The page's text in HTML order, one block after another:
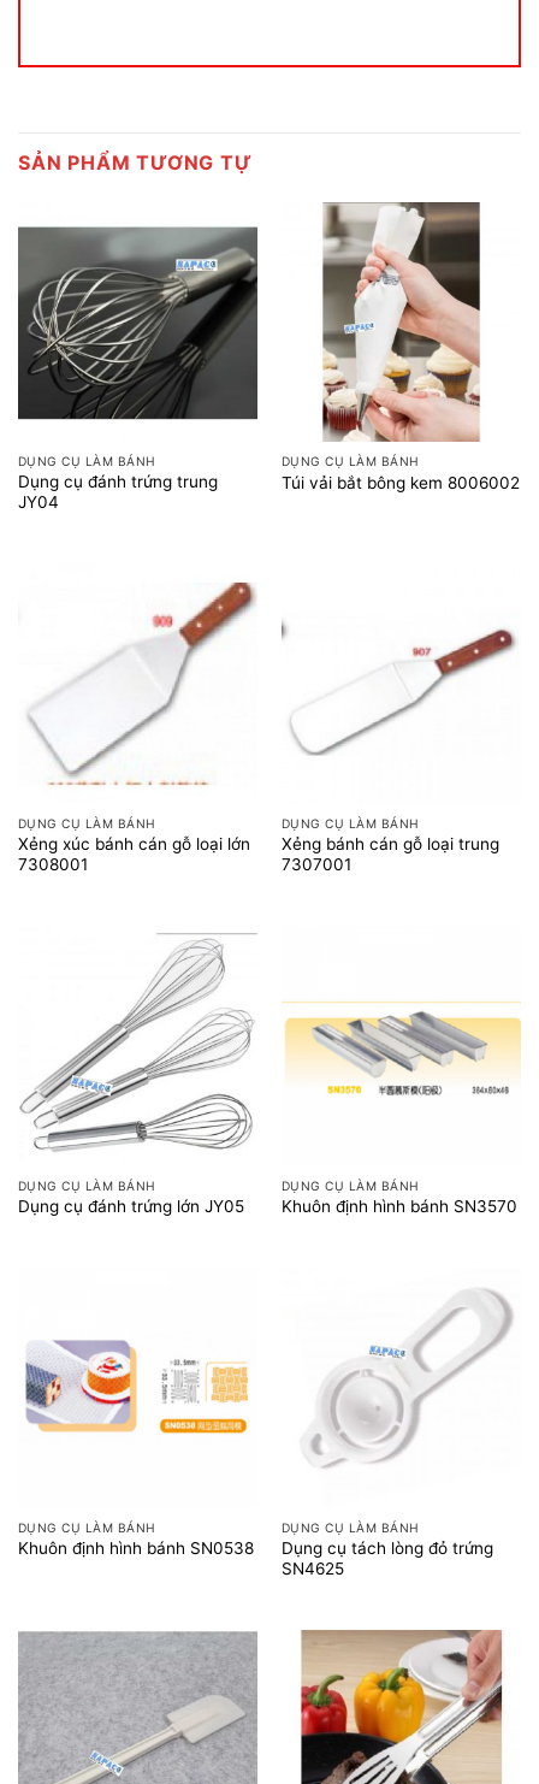
SẢN PHẨM TƯƠNG TỰ
DỤNG CỤ LÀM BÁNH
Dụng cụ đánh trứng trung
JY04
DỤNG CỤ LÀM BÁNH
Túi vải bắt bông kem 8006002
DỤNG CỤ LÀM BÁNH
Xẻng xúc bánh cán gỗ loại lớn
7308001
DỤNG CỤ LÀM BÁNH
Xẻng bánh cán gỗ loại trung
7307001
DỤNG CỤ LÀM BÁNH
Dụng cụ đánh trứng lớn JY05
DỤNG CỤ LÀM BÁNH
Khuôn định hình bánh SN3570
DỤNG CỤ LÀM BÁNH
Khuôn định hình bánh SN0538
DỤNG CỤ LÀM BÁNH
Dụng cụ tách lòng đỏ trứng
SN4625